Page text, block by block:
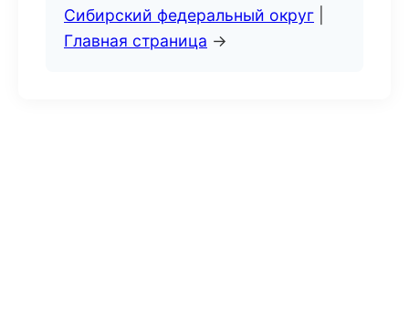
Сибирский федеральный округ
Главная страница →